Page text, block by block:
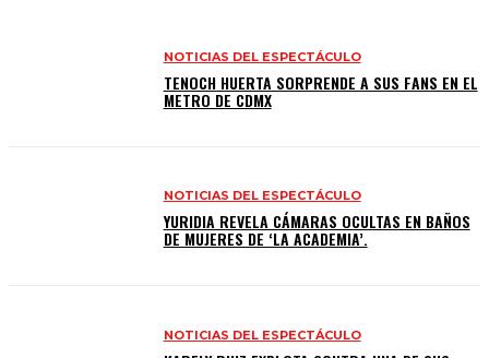
NOTICIAS DEL ESPECTÁCULO
TENOCH HUERTA SORPRENDE A SUS FANS EN EL
METRO DE CDMX
NOTICIAS DEL ESPECTÁCULO
YURIDIA REVELA CÁMARAS OCULTAS EN BAÑOS
DE MUJERES DE ‘LA ACADEMIA’.
NOTICIAS DEL ESPECTÁCULO